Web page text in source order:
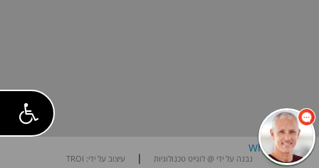
נבנה על ידי @ לוגייט טכנולוגיות | עיצוב על ידי: TROI